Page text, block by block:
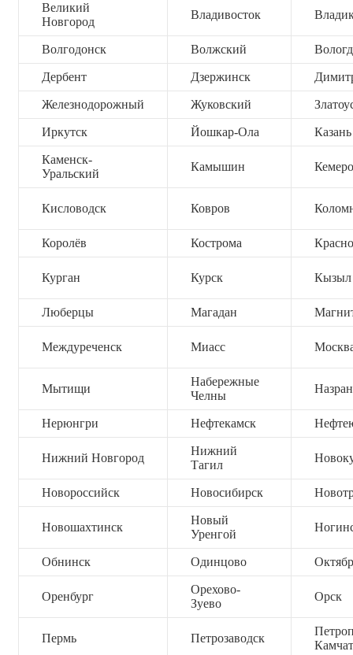
Великий
Новгород
Владивосток
Волгодонск Волжский
Дербент Дзержинск
Железнодорожный Жуковский
Иркутск Йошкар-Ола Казань
Каменск-
Уральский
Камышин
Кисловодск Ковров
Королёв Кострома
Курган Курск Кызыл
Люберцы Магадан
Междуреченск Миасс
Мытищи
Набережные
Челны
Нерюнгри Нефтекамск
Нижний Новгород
Нижний
Тагил
Новороссийск Новосибирск
Новошахтинск
Новый
Уренгой
Обнинск Одинцово
Оренбург
Орехово-
Зуево
Орск
Пермь Петрозаводск